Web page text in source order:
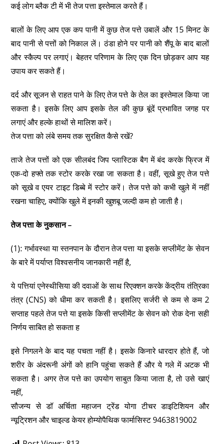
कई लोग ब्लैक टी में भी तेज पत्ता इस्तेमाल करते हैं।
बालों के लिए आप एक कप पानी में कुछ तेज पत्ते उबालें और 15 मिनट के
बाद पानी से पत्तों को निकाल लें। ठंडा होने पर पानी को शैंपू के बाद बालों
और स्कैल्प पर लगाएं। बेहतर परिणाम के लिए एक दिन छोड़कर आप यह
उपाय कर सकते हैं।
दर्द और सूजन से राहत पाने के लिए तेज पत्ते के तेल का इस्तेमाल किया जा
सकता है। इसके लिए आप इसके तेल की कुछ बूंदें प्रभावित जगह पर
लगाएं और हल्के हाथों से मालिश करें।
तेज पत्ता को लंबे समय तक सुरक्षित कैसे रखें?
ताजे तेज पत्तों को एक सीलबंद जिप प्लास्टिक बैग में बंद करके फ्रिज में
एक-दो हफ्ते तक स्टोर करके रखा जा सकता है। वहीं, सूखे हुए तेज पत्ते
को सूखे व एयर टाइट डिब्बे में स्टोर करें। तेज पत्ते को कभी खुले में नहीं
रखना चाहिए, क्योंकि खुले में इनकी खुशबू जल्दी कम हो जाती है।
तेज पत्ता के नुकसान –
(1): गर्भावस्था या स्तनपान के दौरान तेज पत्ता या इसके सप्लीमेंट के सेवन
के बारे में पर्याप्त विश्वसनीय जानकारी नहीं है,
ये पत्तियां एनेस्थीसिया की दवाओं के साथ रिएक्शन करके केंद्रीय तंत्रिका
तंत्र (CNS) को धीमा कर सकती है। इसलिए सर्जरी से कम से कम 2
सप्ताह पहले तेज पत्ते या इसके किसी सप्लीमेंट के सेवन को रोक देना सही
निर्णय साबित हो सकता ह
इसे निगलने के बाद यह पचता नहीं है। इसके किनारे धारदार होते हैं, जो
शरीर के अंदरूनी अंगों को हानि पहुंचा सकते हैं और ये गले में अटक भी
सकता है। अगर तेज पत्ते का उपयोग साबुत किया जाता है, तो उसे खाएं
नहीं,
सौजन्य से डॉ अर्चिता महाजन ट्रेंड योगा टीचर डाइटिशियन और
न्यूट्रिशन और चाइल्ड केयर होम्योपैथिक फार्मासिस्ट 9463819002